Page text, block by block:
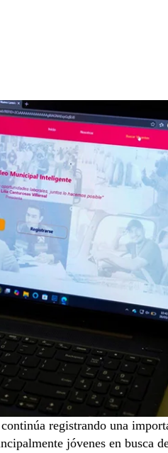
DE LAS PLAYAS DEL GOLFO DE
registrando una
jóvenes en busca